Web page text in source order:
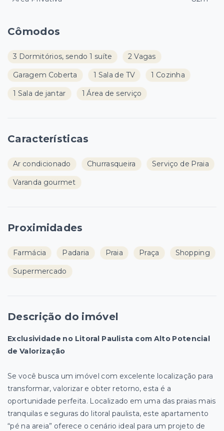
Cômodos
3 Dormitórios, sendo 1 suíte 2 Vagas
Garagem Coberta 1 Sala de TV 1 Cozinha
1 Sala de jantar 1 Área de serviço
Características
Ar condicionado Churrasqueira Serviço de Praia
Varanda gourmet
Proximidades
Farmácia Padaria Praia Praça Shopping
Supermercado
Descrição do imóvel
Exclusividade no Litoral Paulista com Alto Potencial
de Valorização
Se você busca um imóvel com excelente localização para
transformar, valorizar e obter retorno, esta é a
oportunidade perfeita. Localizado em uma das praias mais
tranquilas e seguras do litoral paulista, este apartamento
“pé na areia” oferece o cenário ideal para um projeto de